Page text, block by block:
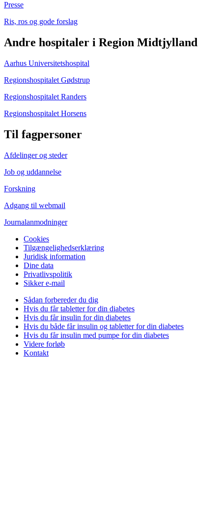
Presse
Ris, ros og gode forslag
Andre hospitaler i Region Midtjylland
Aarhus Universitetshospital
Regionshospitalet Gødstrup
Regionshospitalet Randers
Regionshospitalet Horsens
Til fagpersoner
Afdelinger og steder
Job og uddannelse
Forskning
Adgang til webmail
Journalanmodninger
Cookies
Tilgængelighedserklæring
Juridisk information
Dine data
Privatlivspolitik
Sikker e-mail
Sådan forbereder du dig
Hvis du får tabletter for din diabetes
Hvis du får insulin for din diabetes
Hvis du både får insulin og tabletter for din diabetes
Hvis du får insulin med pumpe for din diabetes
Videre forløb
Kontakt